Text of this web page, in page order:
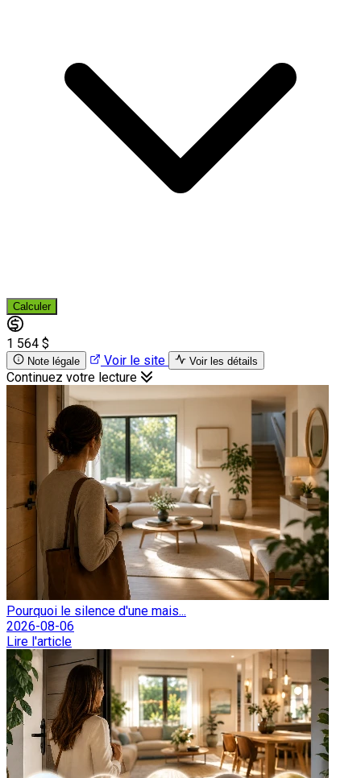
Calculer
1 564 $
Note légale Voir le site Voir les détails
Continuez votre lecture
Pourquoi le silence d'une mais...
2026-08-06
Lire l'article